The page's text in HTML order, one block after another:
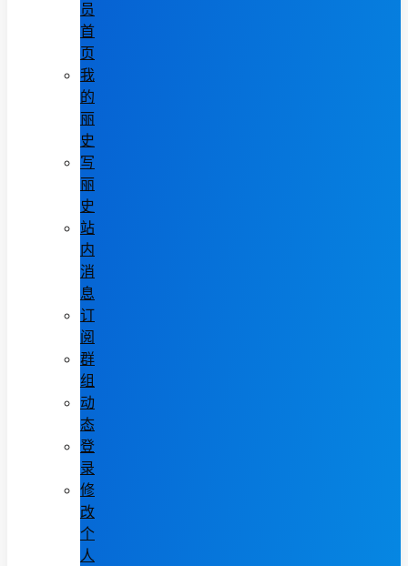
员
首
页
我
的
丽
史
写
丽
史
站
内
消
息
订
阅
群
组
动
态
登
录
修
改
个
人